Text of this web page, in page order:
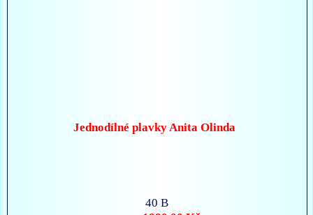
Jednodílné plavky Anita Olinda
40 B